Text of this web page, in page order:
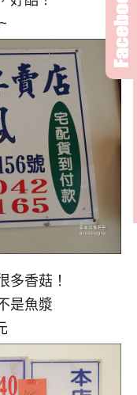
多香菇！
是魚漿